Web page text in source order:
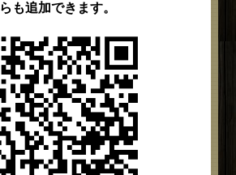
も追加できます。